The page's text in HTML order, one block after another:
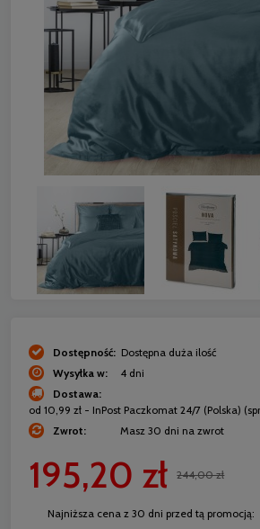
Dostępność: Dostępna duża ilość
Wysyłka w:
4 dni
Dostawa:
od 10,99 zł - InPost Paczkomat 24/7 (Polska)
Zwrot:
Masz 30 dni na zwrot
195,20 zł 244,00 zł
Najniższa cena z 30 dni przed tą promocją: